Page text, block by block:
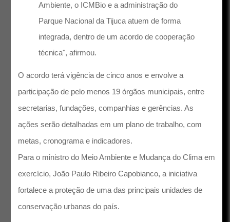
Ambiente, o ICMBio e a administração do
Parque Nacional da Tijuca atuem de forma
integrada, dentro de um acordo de cooperação
técnica", afirmou.
O acordo terá vigência de cinco anos e envolve a
participação de pelo menos 19 órgãos municipais, entre
secretarias, fundações, companhias e gerências. As
ações serão detalhadas em um plano de trabalho, com
metas, cronograma e indicadores.
Para o ministro do Meio Ambiente e Mudança do Clima em
exercício, João Paulo Ribeiro Capobianco, a iniciativa
fortalece a proteção de uma das principais unidades de
conservação urbanas do país.